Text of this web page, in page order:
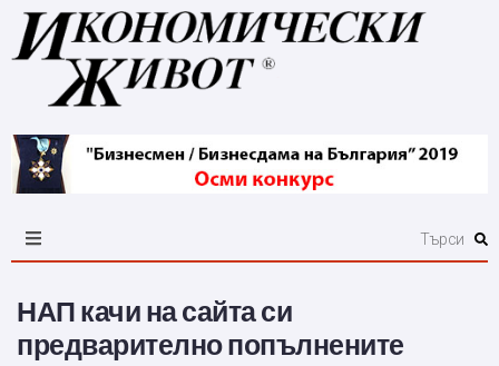
НАП качи на сайта си
предварително попълнените